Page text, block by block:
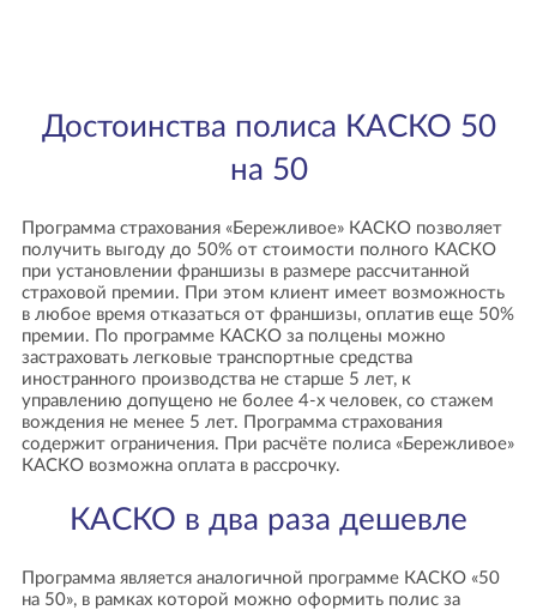
Достоинства полиса КАСКО 50
на 50
Программа страхования «Бережливое» КАСКО позволяет
получить выгоду до 50% от стоимости полного КАСКО
при установлении франшизы в размере рассчитанной
страховой премии. При этом клиент имеет возможность
в любое время отказаться от франшизы, оплатив еще 50%
премии. По программе КАСКО за полцены можно
застраховать легковые транспортные средства
иностранного производства не старше 5 лет, к
управлению допущено не более 4-х человек, со стажем
вождения не менее 5 лет. Программа страхования
содержит ограничения. При расчёте полиса «Бережливое»
КАСКО возможна оплата в рассрочку.
КАСКО в два раза дешевле
Программа является аналогичной программе КАСКО «50
на 50», в рамках которой можно оформить полис за